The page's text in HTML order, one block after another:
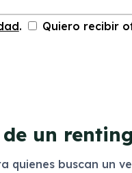
. Quiero recibir
un
quienes buscan un